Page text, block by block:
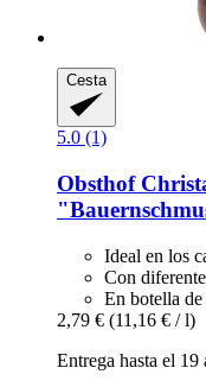
Cesta
5.0 (1)
Obsthof
Ideal en los
Con
En botella
2,79 € (11,16 € / l)
Entrega hasta el 19